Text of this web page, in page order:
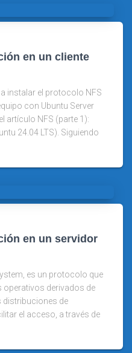
en un cliente
instalar el protocolo NFS
con Ubuntu Server
artículo NFS (parte 1):
24.04 LTS). Siguiendo
en un servidor
es un protocolo que
operativos derivados de
distribuciones de
el acceso, a través de